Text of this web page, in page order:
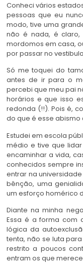
Conheci vários
pessoas que eu
modo, tive uma
não é nada, é
mordomos em casa,
por passar no
Só me toquei do
antes de ir para o
percebi que meu pai
horários e que isso
redonda (!!). Pois é,
do que é esse abismo
Estudei em escola
médio e tive que
encaminhar a vida,
conhecidos sempre
entrar na
bênção, uma
um esforço homérico
Diante na minha
Essa é a forma com
lógica da
tenta, não se luta
restrito a poucos
entram os que